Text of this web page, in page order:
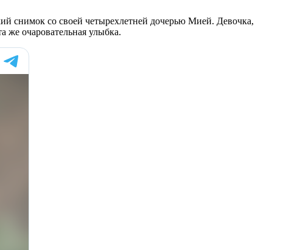
снимок со своей четырехлетней дочерью Мией. Девочка,
же очаровательная улыбка.